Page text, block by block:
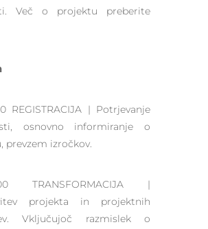
Več o projektu preberite
REGISTRACIJA | Potrjevanje
osnovno informiranje o
prevzem izročkov.
TRANSFORMACIJA |
projekta in projektnih
Vključujoč razmislek o